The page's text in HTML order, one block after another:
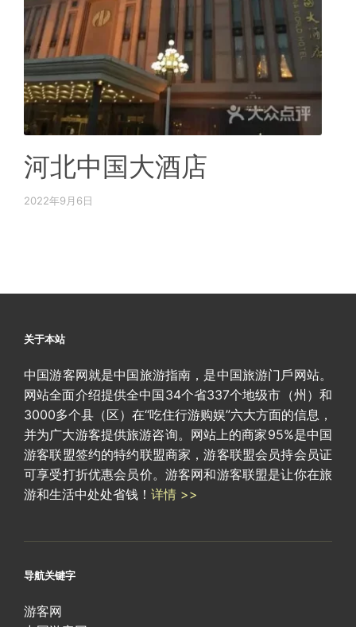
河北中国大酒店
2022年9月6日
关于本站
中国游客网就是中国旅游指南，是中国旅游门戶网站。
网站全面介绍提供全中国34个省337个地级市（州）和
3000多个县（区）在“吃住行游购娱”六大方面的信息，
并为广大游客提供旅游咨询。网站上的商家95%是中国
游客联盟签约的特约联盟商家，游客联盟会员持会员证
可享受打折优惠会员价。游客网和游客联盟是让你在旅
游和生活中处处省钱！ 详情 >>
导航关键字
游客网